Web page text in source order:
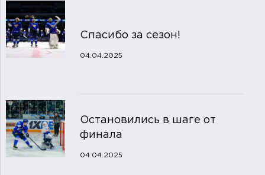
Спасибо за сезон!
04.04.2025
Остановились в шаге от
финала
04.04.2025